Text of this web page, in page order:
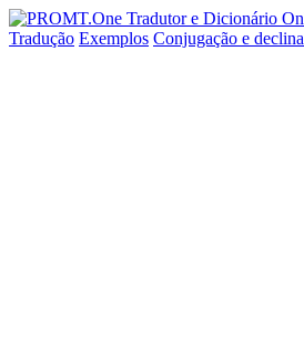
Tradução Exemplos Conjugação e